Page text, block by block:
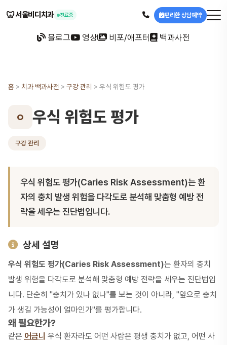
🦷서울비디치과 진료중 편리한 상담예약
블로그 영상 비포/애프터 백과사전
홈 > 치과 백과사전 > 구강 관리 > 우식 위험도 평가
ㅇ 우식 위험도 평가
구강 관리
우식 위험도 평가(Caries Risk Assessment)는 환
자의 충치 발생 위험을 다각도로 분석해 맞춤형 예방 전
략을 세우는 진단법입니다.
상세 설명
우식 위험도 평가(Caries Risk Assessment)는 환자의 충치
발생 위험을 다각도로 분석해 맞춤형 예방 전략을 세우는 진단법입
니다. 단순히 "충치가 있나 없나"를 보는 것이 아니라, "앞으로 충치
가 생길 가능성이 얼마인가"를 평가합니다.
왜 필요한가?
같은 어금니 우식 환자라도 어떤 사람은 평생 충치가 없고, 어떤 사